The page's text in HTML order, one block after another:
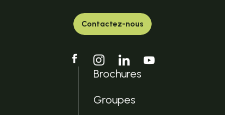
Contactez-nous
Brochures
Groupes